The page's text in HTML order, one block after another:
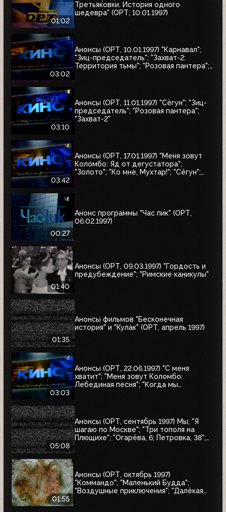
01:02
Третьяковки. История одного
шедевра" (ОРТ, 10.01.1997)
03:02
Анонсы (ОРТ, 10.01.1997) "Карнавал";
"Зиц-председатель"; "Захват-2:
Территория тьмы"; "Розовая пантера";
03:10
Анонсы (ОРТ, 11.01.1997) "Сёгун"; "Зиц-
председатель"; "Розовая пантера";
"Захват-2"
03:42
Анонсы (ОРТ, 17.01.1997) "Меня зовут
Коломбо: Яд от дегустатора";
"Золото"; "Ко мне, Мухтар!"; "Сёгун";
00:27
Анонс программы "Час пик" (ОРТ,
06.02.1997)
01:40
Анонсы (ОРТ, 09.03.1997) "Гордость и
предубеждение"; "Римские каникулы"
01:35
Анонсы фильмов "Бесконечная
история" и "Кулак" (ОРТ, апрель 1997)
03:03
Анонсы (ОРТ, 22.06.1997) "С меня
хватит"; "Меня зовут Коломбо:
Лебединая песня"; "Когда мы
05:08
Анонсы (ОРТ, сентябрь 1997) Мы; "Я
шагаю по Москве"; "Три тополя на
Плющихе"; "Огарёва, 6; Петровка, 38";
01:55
Анонсы (ОРТ, октябрь 1997)
"Коммандо"; "Маленький Будда";
"Воздушные приключения"; "Далёкая